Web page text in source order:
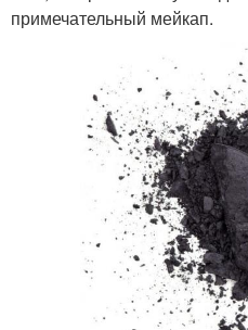
примечательный мейкап.